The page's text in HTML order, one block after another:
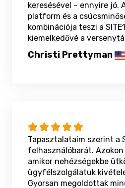
keresésével – ennyire jó.
platform és a
kombinációja teszi a
kiemelkedővé a
Christi Prettyman
Tapasztalataim szerint a
felhasználóbarát.
amikor nehézségekbe
ügyfélszolgálatuk
Gyorsan megoldottak